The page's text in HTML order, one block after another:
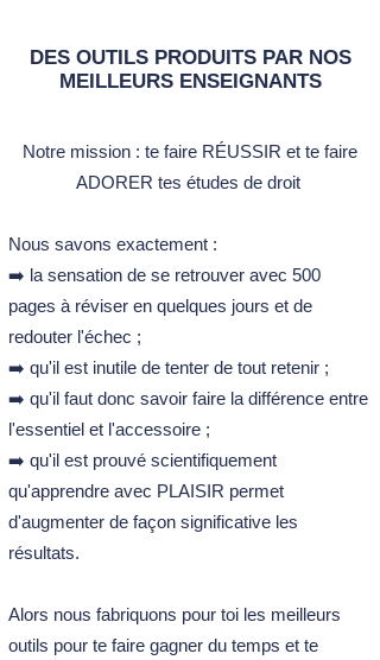
DES OUTILS PRODUITS PAR NOS
MEILLEURS ENSEIGNANTS
Notre mission :​ te faire RÉUSSIR et te faire
ADORER tes études de droit ​
Nous savons exactement :
➡️ la sensation de se retrouver avec 500
pages à réviser en quelques jours et de
redouter l'échec ;
➡️ qu'il est inutile de tenter de tout retenir ;
➡️ qu'il faut donc savoir faire la différence entre
l'essentiel et l'accessoire ;
➡️ qu'il est prouvé scientifiquement
qu'apprendre avec PLAISIR permet
d'augmenter de façon significative les
résultats.
Alors nous fabriquons pour toi les meilleurs
outils pour te faire gagner du temps et te